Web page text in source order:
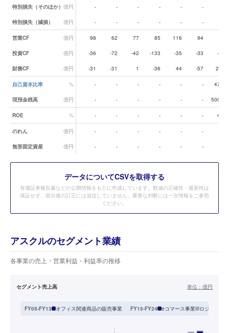
特別損失（そのほか） 億円 - - - - - -
特別損失（減損） 億円 - - - - - -
営業CF 億円 98 62 77 85 116 94
投資CF 億円 -36 -72 -42 -133 -35 -33 -24
財務CF 億円 -31 -31 1 -36 44 -57 290
自己資本比率 % - - - - - - 47.4
現預金残高 億円 - - - - - - 500.6
ROE % - - - - - - 4.5
のれん 億円 - - - - - -
無形固定資産 億円 - - - - - -
データについてCSVを取得する
有価証券報告書などの公開情報をもとに作成しています。数値の正確性・最新性は
保証せず、提出後の訂正には追従していません。重要な判断には一次情報をご参照
ください。
アスクルのセグメント業績
各事業の売上・営業利益・利益率の推移
セグメント売上高 単位： 億円
FY05-FY13 オフィス関連商品の販売事業 FY15-FY24 eコマース事業 ロジスティ